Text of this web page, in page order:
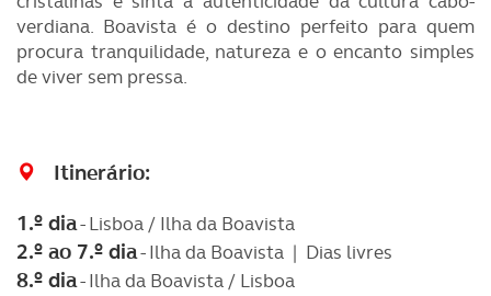
verdiana. Boavista é o destino perfeito para quem
procura tranquilidade, natureza e o encanto simples
de viver sem pressa.
Itinerário:
1.º dia- Lisboa / Ilha da Boavista
2.º ao 7.º dia- Ilha da Boavista | Dias livres
8.º dia- Ilha da Boavista / Lisboa